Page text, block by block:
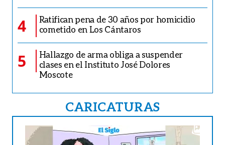
4
Ratifican pena de 30 años por homicidio
cometido en Los Cántaros
5
Hallazgo de arma obliga a suspender
clases en el Instituto José Dolores
Moscote
CARICATURAS